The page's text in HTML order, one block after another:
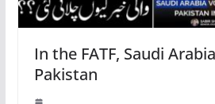
In the FATF, Saudi
Pakistan